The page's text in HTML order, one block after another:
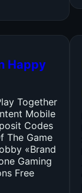
Happy
Together
Mobile
Codes
The Game
«Brand
Gaming
Free